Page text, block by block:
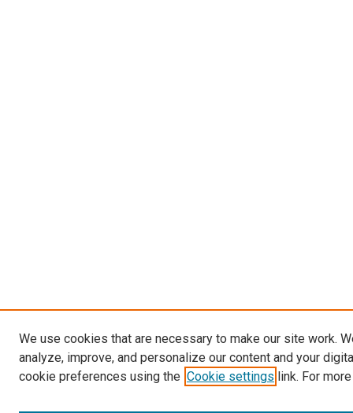
We use cookies that are necessary to make our site work.
analyze, improve, and personalize our content and your
cookie preferences using the Cookie settings link. For